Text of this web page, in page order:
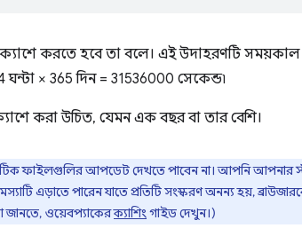
ক্যাশে করতে হবে তা বলে। এই উদাহরণটি সময়কাল
× 365 দিন = 31536000 সেকেন্ড৷
করা উচিত, যেমন এক বছর বা তার বেশি।
ফাইলগুলির আপডেট দেখতে পাবেন না। আপনি আপনার
এড়াতে পারেন যাতে প্রতিটি সংস্করণ অনন্য হয়,
জানতে, ওয়েবপ্যাকেরক্যাশিংগাইড দেখুন।)